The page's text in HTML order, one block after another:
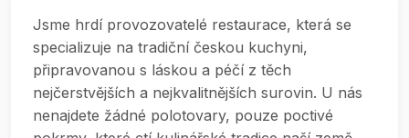
Jsme hrdí provozovatelé restaurace, která se
specializuje na tradiční českou kuchyni,
připravovanou s láskou a péčí z těch
nejčerstvějších a nejkvalitnějších surovin. U nás
nenajdete žádné polotovary, pouze poctivé